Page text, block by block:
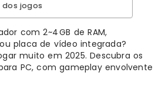
jogos
com 2~4 GB de RAM,
placa de vídeo integrada?
muito em 2025. Descubra os
PC, com gameplay envolvente